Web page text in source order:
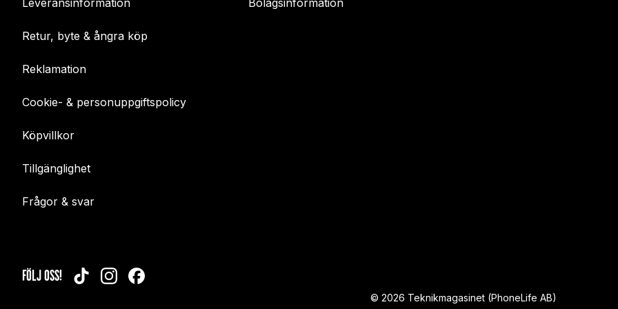
Leveransinformation
Retur, byte & ångra köp
Reklamation
Cookie- & personuppgiftspolicy
Köpvillkor
Tillgänglighet
Frågor & svar
Bolagsinformation
FÖLJ OSS! TIKTOKINSTAGRAMFACEBOOK
© 2026 Teknikmagasinet (PhoneLife AB)